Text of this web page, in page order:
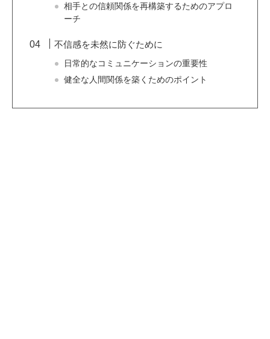
相手との信頼関係を再構築するためのアプロ
ーチ
不信感を未然に防ぐために
日常的なコミュニケーションの重要性
健全な人間関係を築くためのポイント